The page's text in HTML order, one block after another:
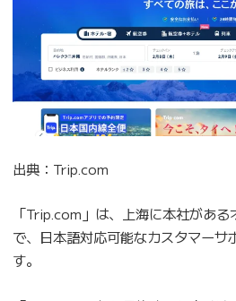
出典：Trip.com
「Trip.com」は、上海に本社があ
で、日本語対応可能なカスタマーサ
す。